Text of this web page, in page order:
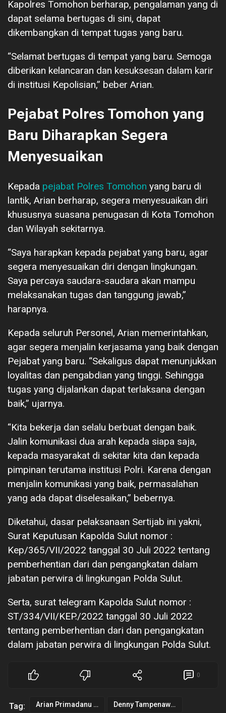
Kapolres Tomohon berharap, pengalaman yang di
dapat selama bertugas di sini, dapat
dikembangkan di tempat tugas yang baru.
“Selamat bertugas di tempat yang baru. Semoga
diberikan kelancaran dan kesuksesan dalam karir
di institusi Kepolisian,” beber Arian.
Pejabat Polres Tomohon yang
Baru Diharapkan Segera
Menyesuaikan
Kepada pejabat Polres Tomohon yang baru di
lantik, Arian berharap, segera menyesuaikan diri
khususnya suasana penugasan di Kota Tomohon
dan Wilayah sekitarnya.
“Saya harapkan kepada pejabat yang baru, agar
segera menyesuaikan diri dengan lingkungan.
Saya percaya saudara-saudara akan mampu
melaksanakan tugas dan tanggung jawab,”
harapnya.
Kepada seluruh Personel, Arian memerintahkan,
agar segera menjalin kerjasama yang baik dengan
Pejabat yang baru. “Sekaligus dapat menunjukkan
loyalitas dan pengabdian yang tinggi. Sehingga
tugas yang dijalankan dapat terlaksana dengan
baik,” ujarnya.
“Kita bekerja dan selalu berbuat dengan baik.
Jalin komunikasi dua arah kepada siapa saja,
kepada masyarakat di sekitar kita dan kepada
pimpinan terutama institusi Polri. Karena dengan
menjalin komunikasi yang baik, permasalahan
yang ada dapat diselesaikan,” bebernya.
Diketahui, dasar pelaksanaan Sertijab ini yakni,
Surat Keputusan Kapolda Sulut nomor :
Kep/365/VII/2022 tanggal 30 Juli 2022 tentang
pemberhentian dari dan pengangkatan dalam
jabatan perwira di lingkungan Polda Sulut.
Serta, surat telegram Kapolda Sulut nomor :
ST/334/VII/KEP./2022 tanggal 30 Juli 2022
tentang pemberhentian dari dan pengangkatan
dalam jabatan perwira di lingkungan Polda Sulut.
0
Tag: Arian Primadanu Colibrito Denny Tampenawas